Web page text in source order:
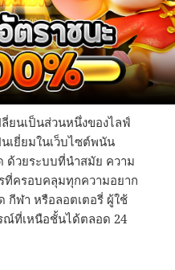
ยนเป็นส่วนหนึ่งของไลฟ์
เยี่ยมในเว็บไซต์พนัน
ด้วยระบบที่นำสมัย ความ
ที่ครอบคลุมทุกความอยาก
กีฬา หรือลอตเตอรี่ ผู้ใช้
ณ์ที่เหนือชั้นได้ตลอด 24